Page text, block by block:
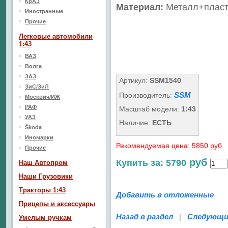
Материал:
Артикул: SSM1540
Производитель: SSM
Масштаб модели: 1:43
Наличие: ЕСТЬ
Рекомендуемая цена: 5850 руб
Купить за: 5790 руб
Добавить в отложенные
Назад в раздел |
Иностранные
Прочие
Легковые автомобили
1:43
ВАЗ
Волга
ЗАЗ
ЗиС/ЗиЛ
Москвич/ИЖ
РАФ
УАЗ
Škoda
Иномарки
Прочие
Наш Aвтопром
Наши Грузовики
Тракторы 1:43
Прицепы и аксессуары
Умелым ручкам